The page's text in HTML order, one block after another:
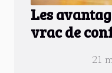
Les
vrac de
21